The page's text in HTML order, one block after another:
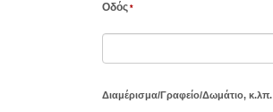
Οδός
Διαμέρισμα/Γραφείο/Δωμάτιο, κ.λπ.